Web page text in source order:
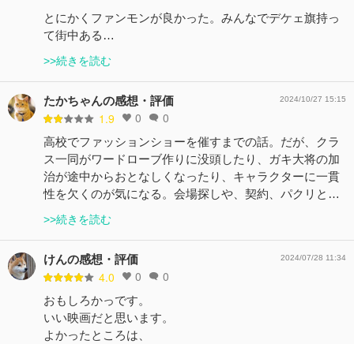
とにかくファンモンが良かった。みんなでデケェ旗持っ
て街中ある…
>>続きを読む
たかちゃんの感想・評価
1.9 0 0
2024/10/27 15:15
高校でファッションショーを催すまでの話。だが、クラ
ス一同がワードローブ作りに没頭したり、ガキ大将の加
治が途中からおとなしくなったり、キャラクターに一貫
性を欠くのが気になる。会場探しや、契約、パクリと…
>>続きを読む
けんの感想・評価
4.0 0 0
2024/07/28 11:34
おもしろかっです。
いい映画だと思います。
よかったところは、